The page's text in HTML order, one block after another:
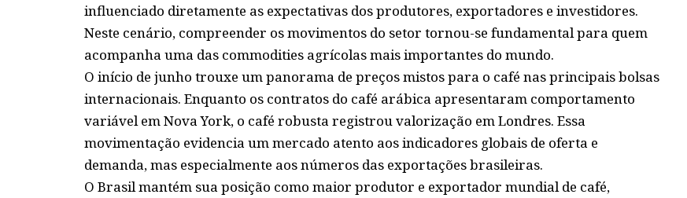
influenciado diretamente as expectativas dos produtores, exportadores e investidores.
Neste cenário, compreender os movimentos do setor tornou-se fundamental para quem
acompanha uma das commodities agrícolas mais importantes do mundo.
O início de junho trouxe um panorama de preços mistos para o café nas principais bolsas
internacionais. Enquanto os contratos do café arábica apresentaram comportamento
variável em Nova York, o café robusta registrou valorização em Londres. Essa
movimentação evidencia um mercado atento aos indicadores globais de oferta e
demanda, mas especialmente aos números das exportações brasileiras.
O Brasil mantém sua posição como maior produtor e exportador mundial de café,